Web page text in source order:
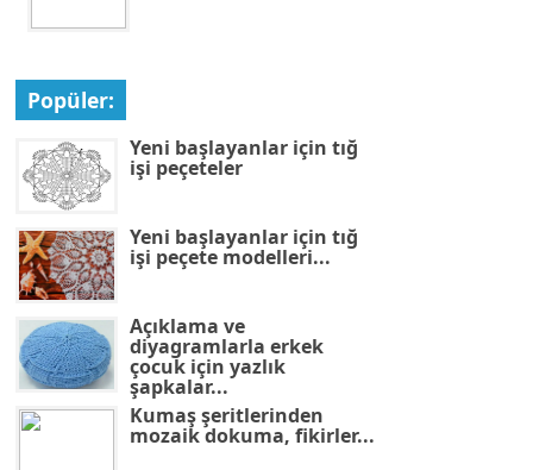
Popüler:
Yeni başlayanlar için tığ
işi peçeteler
Yeni başlayanlar için tığ
işi peçete modelleri...
Açıklama ve
diyagramlarla erkek
çocuk için yazlık
şapkalar...
Kumaş şeritlerinden
mozaik dokuma, fikirler...